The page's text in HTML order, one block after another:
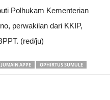
Polhukam Kementerian
perwakilan dari KKIP,
(red/ju)
JUMAIN APPE OPHIRTUS SUMULE